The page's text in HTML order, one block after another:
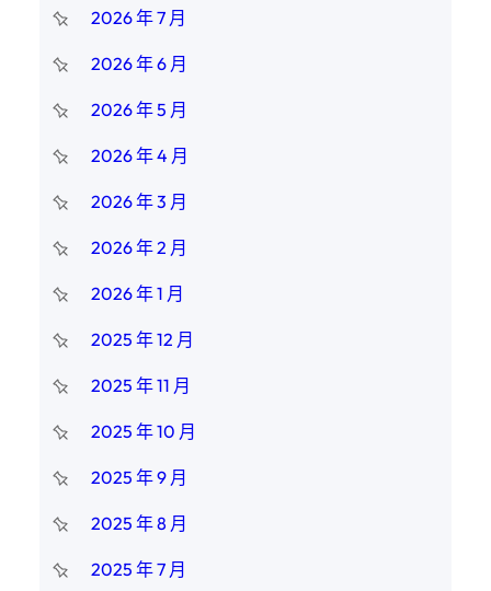
2026 年 7 月
2026 年 6 月
2026 年 5 月
2026 年 4 月
2026 年 3 月
2026 年 2 月
2026 年 1 月
2025 年 12 月
2025 年 11 月
2025 年 10 月
2025 年 9 月
2025 年 8 月
2025 年 7 月